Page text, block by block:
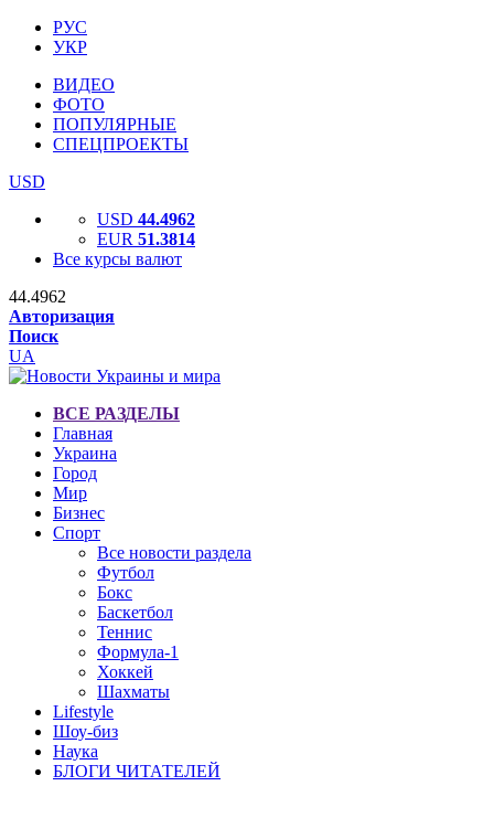
РУС
УКР
ВИДЕО
ФОТО
ПОПУЛЯРНЫЕ
СПЕЦПРОЕКТЫ
USD
USD 44.4962
EUR 51.3814
Все курсы валют
44.4962
Авторизация
Поиск
UA
ВСЕ РАЗДЕЛЫ
Главная
Украина
Город
Мир
Бизнес
Спорт
Все новости раздела
Футбол
Бокс
Баскетбол
Теннис
Формула-1
Хоккей
Шахматы
Lifestyle
Шоу-биз
Наука
БЛОГИ ЧИТАТЕЛЕЙ